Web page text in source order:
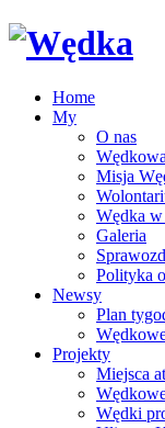
Home
My
O nas
Misja
Wędka w
Galeria
Polityka
Newsy
Plan
Projekty
Miejsca
Wędki